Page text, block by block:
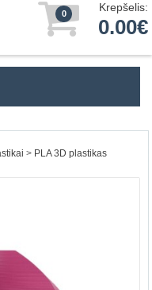
0 Krepšelis:
0.00€
PLA 3D plastikas